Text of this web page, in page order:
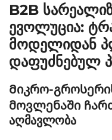
B2B
ევოლუცია:
მოდელიდან
დაფუძნებულ
Მიკრო-
მოვლენაში
აღმავლობა